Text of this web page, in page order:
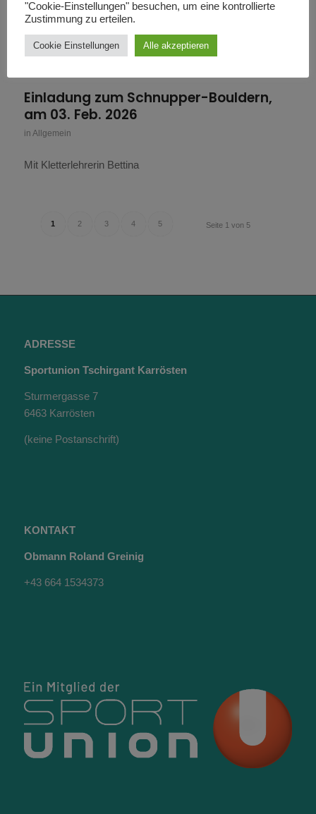
Kinderschitage und Dorfmeisterschaft
Allgemein
Einladung zum Schnupper-Bouldern,
am 03. Feb. 2026
in Allgemein
Mit Kletterlehrerin Bettina
Seite 1 von 5
1 2 3 4 5
ADRESSE
Sportunion Tschirgant Karrösten
Sturmergasse 7
6463 Karrösten
(keine Postanschrift)
KONTAKT
Obmann Roland Greinig
+43 664 1534373
"Cookie-Einstellungen" besuchen, um eine kontrollierte
Zustimmung zu erteilen.
Cookie Einstellungen Alle akzeptieren